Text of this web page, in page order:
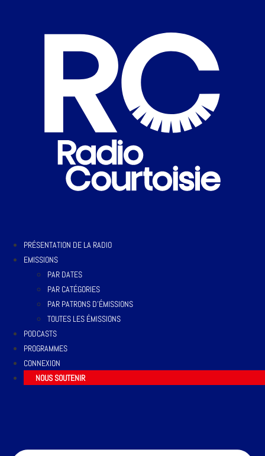
PRÉSENTATION DE LA RADIO
EMISSIONS
PAR DATES
PAR CATÉGORIES
PAR PATRONS D’ÉMISSIONS
TOUTES LES ÉMISSIONS
PODCASTS
PROGRAMMES
CONNEXION
NOUS SOUTENIR